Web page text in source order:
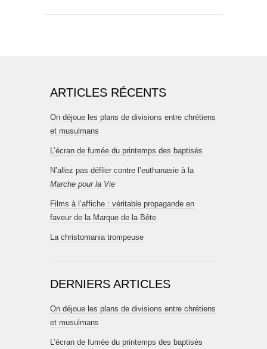
ARTICLES RÉCENTS
On déjoue les plans de divisions entre chrétiens
et musulmans
L’écran de fumée du printemps des baptisés
N’allez pas défiler contre l’euthanasie à la
Marche pour la Vie
Films à l’affiche : véritable propagande en
faveur de la Marque de la Bête
La christomania trompeuse
DERNIERS ARTICLES
On déjoue les plans de divisions entre chrétiens
et musulmans
L’écran de fumée du printemps des baptisés